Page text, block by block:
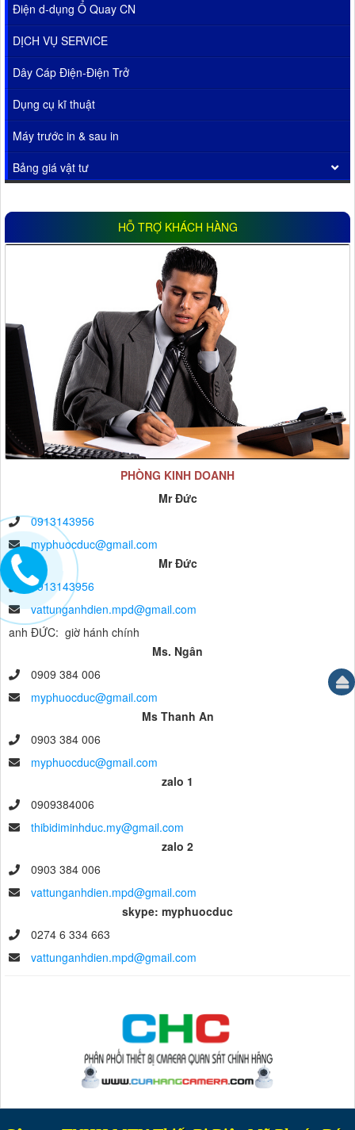
Điện d-dụng Ổ Quay CN
DỊCH VỤ SERVICE
Dây Cáp Điện-Điện Trở
Dụng cụ kĩ thuật
Máy trước in & sau in
Bảng giá vật tư
HỖ TRỢ KHÁCH HÀNG
PHÒNG KINH DOANH
Mr Đức
0913143956
myphuocduc@gmail.com
Mr Đức
0913143956
vattunganhdien.mpd@gmail.com
anh ĐỨC: giờ hánh chính
Ms. Ngân
0909 384 006
myphuocduc@gmail.com
Ms Thanh An
0903 384 006
myphuocduc@gmail.com
zalo 1
0909384006
thibidiminhduc.my@gmail.com
zalo 2
0903 384 006
vattunganhdien.mpd@gmail.com
skype: myphuocduc
0274 6 334 663
vattunganhdien.mpd@gmail.com